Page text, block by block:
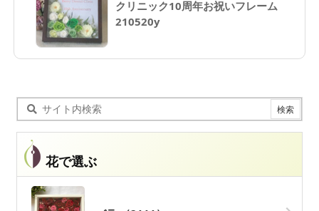
クリニック10周年お祝いフレーム
210520y
花で選ぶ